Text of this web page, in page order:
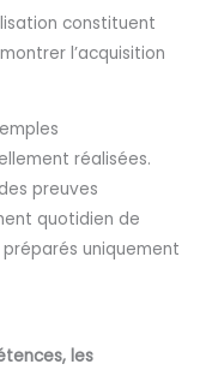
constituent
l’acquisition
réalisées.
preuves
quotidien de
uniquement
les